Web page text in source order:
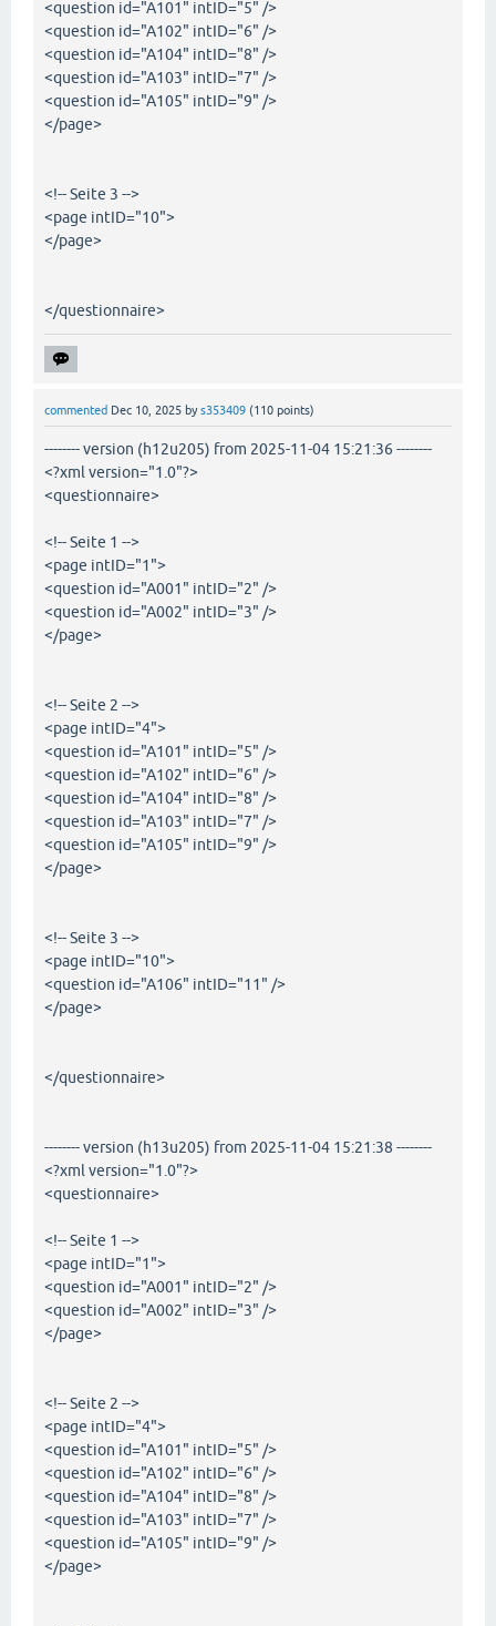
<question id="A101" intID="5" />
<question id="A102" intID="6" />
<question id="A104" intID="8" />
<question id="A103" intID="7" />
<question id="A105" intID="9" />
</page>
<!-- Seite 3 -->
<page intID="10">
</page>
</questionnaire>
commented Dec 10, 2025 bys353409 (110 points)
-------- version (h12u205) from 2025-11-04 15:21:36 --------
<?xml version="1.0"?>
<questionnaire>
<!-- Seite 1 -->
<page intID="1">
<question id="A001" intID="2" />
<question id="A002" intID="3" />
</page>
<!-- Seite 2 -->
<page intID="4">
<question id="A101" intID="5" />
<question id="A102" intID="6" />
<question id="A104" intID="8" />
<question id="A103" intID="7" />
<question id="A105" intID="9" />
</page>
<!-- Seite 3 -->
<page intID="10">
<question id="A106" intID="11" />
</page>
</questionnaire>
-------- version (h13u205) from 2025-11-04 15:21:38 --------
<?xml version="1.0"?>
<questionnaire>
<!-- Seite 1 -->
<page intID="1">
<question id="A001" intID="2" />
<question id="A002" intID="3" />
</page>
<!-- Seite 2 -->
<page intID="4">
<question id="A101" intID="5" />
<question id="A102" intID="6" />
<question id="A104" intID="8" />
<question id="A103" intID="7" />
<question id="A105" intID="9" />
</page>